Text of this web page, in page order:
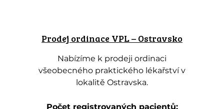
Prodej ordinace VPL – Ostravsko
Nabízíme k prodeji ordinaci
všeobecného praktického lékařství v
lokalitě Ostravska.
Počet registrovaných pacientů: